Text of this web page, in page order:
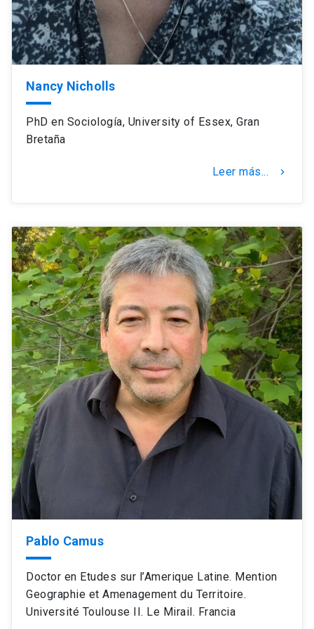
Nancy Nicholls
PhD en Sociología, University of Essex, Gran
Bretaña
Leer más... keyboard_arrow_right
Pablo Camus
Doctor en Etudes sur l’Amerique Latine. Mention
Geographie et Amenagement du Territoire.
Université Toulouse II. Le Mirail. Francia